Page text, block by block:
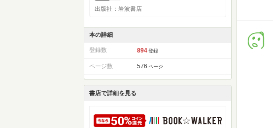
出版社：岩波書店
本の詳細
登録数 894 登録
ページ数 576 ページ
書店で詳細を見る